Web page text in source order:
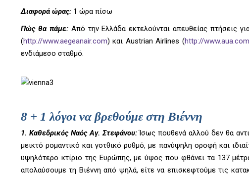
Διαφορά ώρας: 1 ώρα πίσω
Πώς θα πάμε:Από την Ελλάδα εκτελούνται απευθείας πτήσεις
(http://www.aegeanair.com) και Austrian Airlines (http://www.aua.com
ενδιάμεσο σταθμό.
8 + 1λόγοι να βρεθούμε στη Βιέννη
1. Καθεδρικός Ναός Αγ. Στεφάνου:Ίσως πουθενά αλλού δεν θα
μεικτό ρομαντικό και γοτθικό ρυθμό, με πανύψηλη οροφή και
υψηλότερο κτίριο της Ευρώπης, με ύψος που φθάνει τα 137
απολαύσουμε τη Βιέννη από ψηλά, είτε να επισκεφτούμε τις